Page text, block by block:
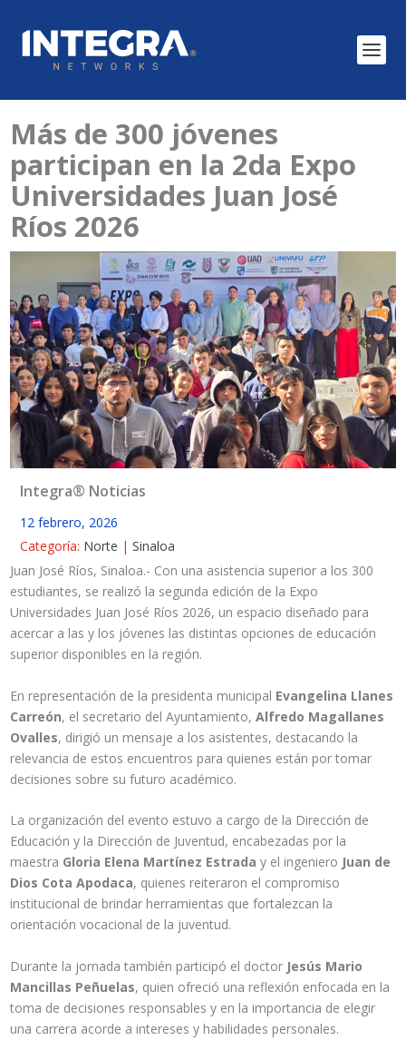
Más de 300 jóvenes
participan en la 2da Expo
Universidades Juan José
Ríos 2026
Integra® Noticias
12 febrero, 2026
Categoría: Norte |Sinaloa
Juan José Ríos, Sinaloa.- Con una asistencia superior a los 300
estudiantes, se realizó la segunda edición de la Expo
Universidades Juan José Ríos 2026, un espacio diseñado para
acercar a las y los jóvenes las distintas opciones de educación
superior disponibles en la región.
En representación de la presidenta municipal Evangelina Llanes
Carreón, el secretario del Ayuntamiento,Alfredo Magallanes
Ovalles, dirigió un mensaje a los asistentes, destacando la
relevancia de estos encuentros para quienes están por tomar
decisiones sobre su futuro académico.
La organización del evento estuvo a cargo de la Dirección de
Educación y la Dirección de Juventud, encabezadas por la
maestra Gloria Elena Martínez Estrada y el ingeniero Juan de
Dios Cota Apodaca, quienes reiteraron el compromiso
institucional de brindar herramientas que fortalezcan la
orientación vocacional de la juventud.
Durante la jornada también participó el doctor Jesús Mario
Mancillas Peñuelas, quien ofreció una reflexión enfocada en la
toma de decisiones responsables y en la importancia de elegir
una carrera acorde a intereses y habilidades personales.